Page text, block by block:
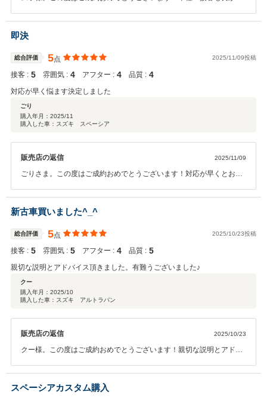
頂いたお気持ちにお応えできるよう努めて参ります。アフターサービ
スに関しても向かいの本社工場にて車検・点検・オイル交換など行っ
即決
総合評価 5点 2025/11/09投稿
接客 : 5 雰囲気 : 4 アフター : 4 品質 : 4
対応が早く悩ます決定しました
ごり
購入年月： 2025/11
購入した車：スズキ スペーシア
販売店の返信 2025/11/09
ごりさま。この度はご成約おめでとうございます！対応が早くとお褒
フターサービスにも力を入れておりますので長いお付き合いをぜひよ
ろしくお願いいたします。
新古車買いました^_^
総合評価 5点 2025/10/23投稿
接客 : 5 雰囲気 : 5 アフター : 4 品質 : 5
親切な説明とアドバイス頂きました。有難うございました♪
クー
購入年月： 2025/10
購入した車：スズキ アルトラパン
販売店の返信 2025/10/23
クー様。この度はご成約おめでとうございます！親切な説明とアドバ
も車検・点検・オイル交換等をおこなっておりますので、長いお付き
合いをよろしくお願いします！
スペーシアカスタム購入